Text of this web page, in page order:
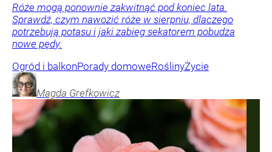
Róże mogą ponownie zakwitnąć pod koniec lata.
Sprawdź, czym nawozić róże w sierpniu, dlaczego
potrzebują potasu i jaki zabieg sekatorem pobudza
nowe pędy.
Ogród i balkonPorady domoweRoślinyŻycie
Magda Grefkowicz